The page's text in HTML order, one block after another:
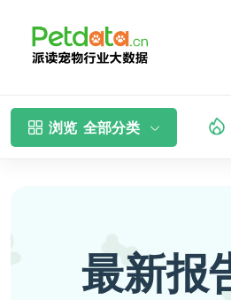
浏览 全部分类
最新报